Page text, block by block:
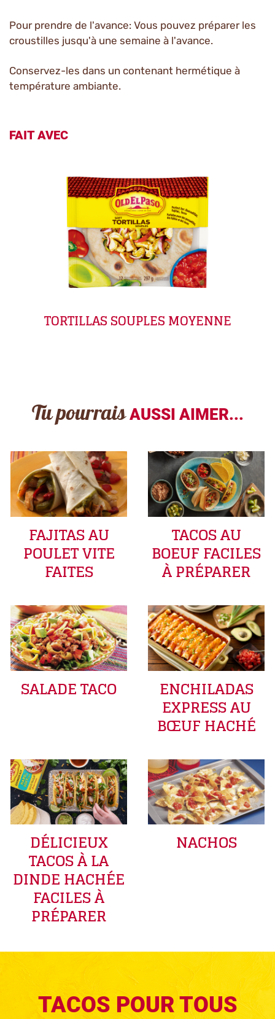
Pour prendre de l'avance: Vous pouvez préparer les
croustilles jusqu'à une semaine à l'avance.
Conservez-les dans un contenant hermétique à
température ambiante.
FAIT AVEC
TORTILLAS SOUPLES MOYENNE
Tu pourrais AUSSI AIMER...
FAJITAS AU
POULET VITE
FAITES
TACOS AU
BOEUF FACILES
À PRÉPARER
SALADE TACO ENCHILADAS
EXPRESS AU
BŒUF HACHÉ
DÉLICIEUX
TACOS À LA
DINDE HACHÉE
FACILES À
PRÉPARER
NACHOS
TACOS POUR TOUS